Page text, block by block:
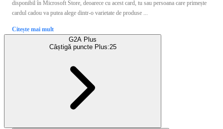
disponibil în Microsoft Store, deoarece cu acest card, tu sau persoana care primește
cardul cadou va putea alege dintr-o varietate de produse ...
Citește mai mult
G2A Plus
Câștigă puncte Plus:25